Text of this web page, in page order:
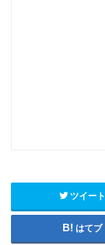
ツイート
はてブ